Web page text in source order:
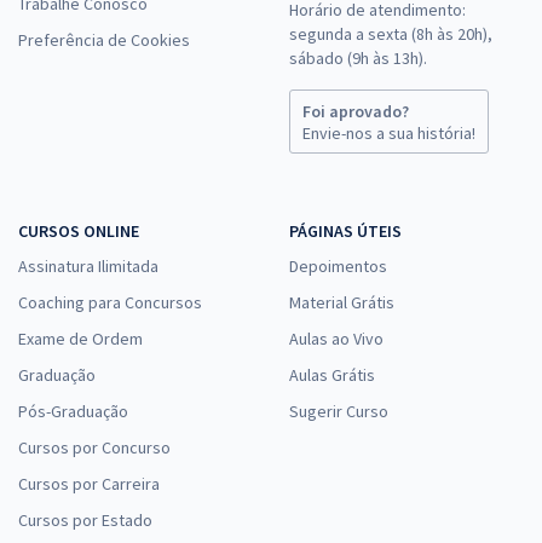
Preferência de Cookies
Horário de atendimento:
segunda a sexta (8h às 20h),
sábado (9h às 13h).
Foi aprovado?
Envie-nos a sua história!
CURSOS ONLINE
Assinatura Ilimitada
Coaching para Concursos
Exame de Ordem
Graduação
Pós-Graduação
Cursos por Concurso
Cursos por Carreira
Cursos por Estado
PÁGINAS ÚTEIS
Depoimentos
Material Grátis
Aulas ao Vivo
Aulas Grátis
Sugerir Curso